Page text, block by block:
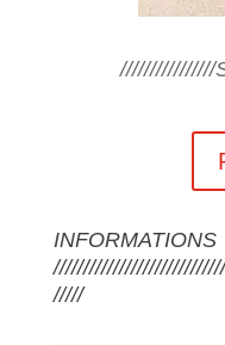
////////////////
INFORMATIONS
/////